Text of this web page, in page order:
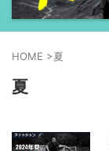
HOME >夏
夏